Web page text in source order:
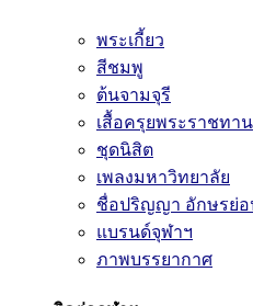
พระเกี้ยว
สีชมพู
ต้นจามจุรี
เสื้อครุยพระราชทาน
ชุดนิสิต
เพลงมหาวิทยาลัย
ชื่อปริญญา อักษรย่
แบรนด์จุฬาฯ
ภาพบรรยากาศ